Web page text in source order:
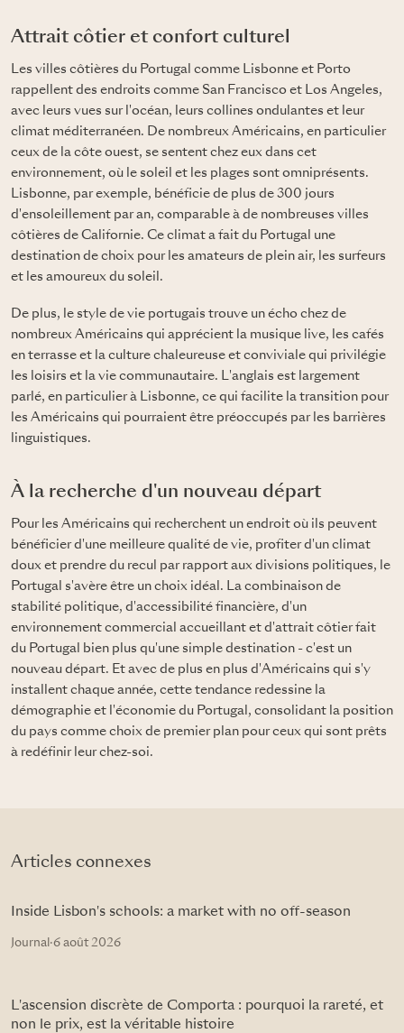
Attrait côtier et confort culturel
Les villes côtières du Portugal comme Lisbonne et Porto
rappellent des endroits comme San Francisco et Los Angeles,
avec leurs vues sur l'océan, leurs collines ondulantes et leur
climat méditerranéen. De nombreux Américains, en particulier
ceux de la côte ouest, se sentent chez eux dans cet
environnement, où le soleil et les plages sont omniprésents.
Lisbonne, par exemple, bénéficie de plus de 300 jours
d'ensoleillement par an, comparable à de nombreuses villes
côtières de Californie. Ce climat a fait du Portugal une
destination de choix pour les amateurs de plein air, les surfeurs
et les amoureux du soleil.
De plus, le style de vie portugais trouve un écho chez de
nombreux Américains qui apprécient la musique live, les cafés
en terrasse et la culture chaleureuse et conviviale qui privilégie
les loisirs et la vie communautaire. L'anglais est largement
parlé, en particulier à Lisbonne, ce qui facilite la transition pour
les Américains qui pourraient être préoccupés par les barrières
linguistiques.
À la recherche d'un nouveau départ
Pour les Américains qui recherchent un endroit où ils peuvent
bénéficier d'une meilleure qualité de vie, profiter d'un climat
doux et prendre du recul par rapport aux divisions politiques, le
Portugal s'avère être un choix idéal. La combinaison de
stabilité politique, d'accessibilité financière, d'un
environnement commercial accueillant et d'attrait côtier fait
du Portugal bien plus qu'une simple destination - c'est un
nouveau départ. Et avec de plus en plus d'Américains qui s'y
installent chaque année, cette tendance redessine la
démographie et l'économie du Portugal, consolidant la position
du pays comme choix de premier plan pour ceux qui sont prêts
à redéfinir leur chez-soi.
Articles connexes
Inside Lisbon's schools: a market with no off-season
Journal ·6 août 2026
L'ascension discrète de Comporta : pourquoi la rareté, et
non le prix, est la véritable histoire